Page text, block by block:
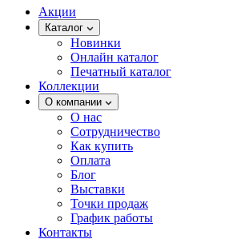
Акции
Каталог
Новинки
Онлайн каталог
Печатный каталог
Коллекции
О компании
О нас
Сотрудничество
Как купить
Оплата
Блог
Выставки
Точки продаж
График работы
Контакты